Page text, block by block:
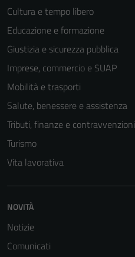
Cultura e tempo libero
Educazione e formazione
Giustizia e sicurezza pubblica
Imprese, commercio e SUAP
Mobilità e trasporti
Salute, benessere e assistenza
Tributi, finanze e contravvenzioni
Turismo
Vita lavorativa
NOVITÀ
Notizie
Comunicati